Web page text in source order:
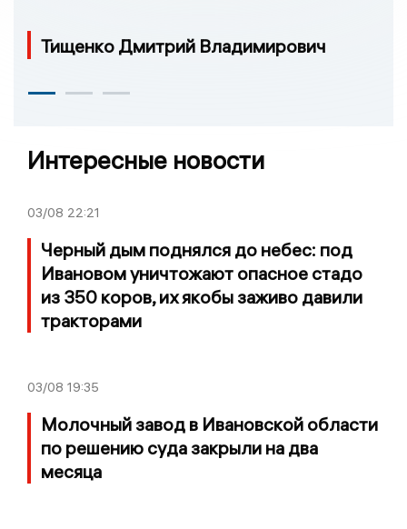
Тищенко Дмитрий Владимирович
Интересные новости
03/08 22:21
Черный дым поднялся до небес: под
Ивановом уничтожают опасное стадо
из 350 коров, их якобы заживо давили
тракторами
03/08 19:35
Молочный завод в Ивановской области
по решению суда закрыли на два
месяца